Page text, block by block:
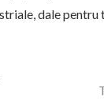
dale